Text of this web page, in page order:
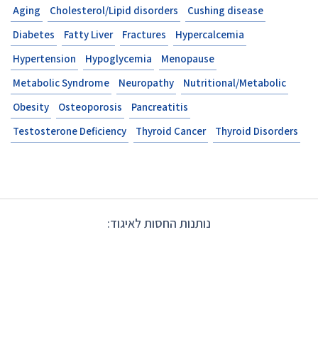
Aging Cholesterol/Lipid disorders
Cushing disease
Diabetes
Fatty Liver Fractures
Hypercalcemia
Hypertension
Hypoglycemia
Menopause
Metabolic Syndrome
Neuropathy
Nutritional/Metabolic
Obesity
Osteoporosis
Pancreatitis
Testosterone Deficiency
Thyroid Cancer Thyroid Disorders
נותנות החסות לאיגוד: